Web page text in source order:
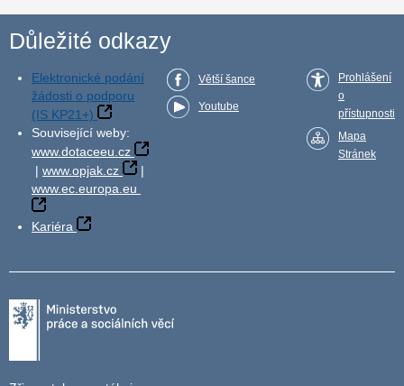
Důležité odkazy
Elektronické podání
žádosti o podporu
(IS KP21+)
Související weby:
www.dotaceeu.cz
| www.opjak.cz
|
www.ec.europa.eu
Kariéra
Větší šance
Youtube
Prohlášení
o
přístupnosti
Mapa
Stránek